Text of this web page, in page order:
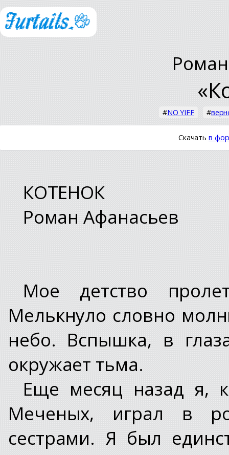
#NO YIFF #
Скачатьв
КОТЕНОК
Роман Афанасьев
Мое детство
Мелькнуло словно
небо. Вспышка, в
окружает тьма.
Еще месяц назад я,
Меченых, играл в
сестрами. Я был